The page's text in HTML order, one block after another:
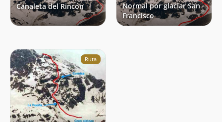
Canaleta del Rincón
Normal por glaciar San
Francisco
Ruta